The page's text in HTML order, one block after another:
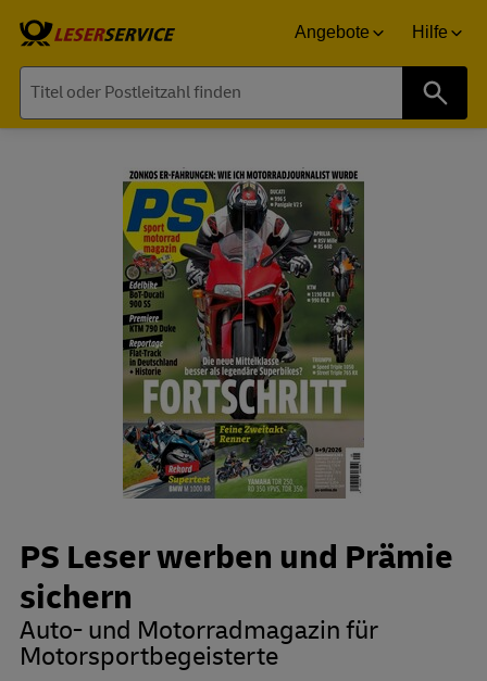
Angebote Hilfe
PS Leser werben und Prämie
sichern
Auto- und Motorradmagazin für
Motorsportbegeisterte